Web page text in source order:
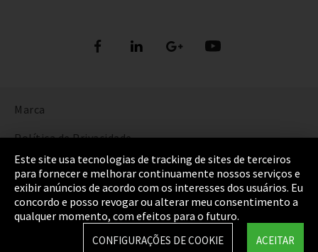
Marca
Política de Privacidade
Cookie Settings
Termos e Condições
Mapa do Site
Este site usa tecnologias de tracking de sites de terceiros
para fornecer e melhorar continuamente nossos serviços e
exibir anúncios de acordo com os interesses dos usuários. Eu
concordo e posso revogar ou alterar meu consentimento a
qualquer momento, com efeitos para o futuro.
ACEITAR
CONFIGURAÇÕES DE COOKIE